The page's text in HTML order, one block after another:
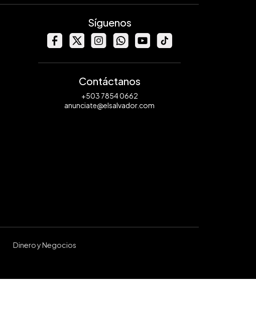
Síguenos
Contáctanos
+503 7854 0662
anunciate@elsalvador.com
Dinero y Negocios